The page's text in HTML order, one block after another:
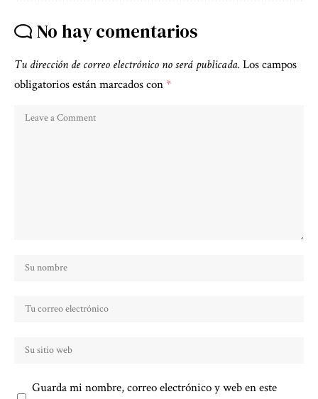
No hay comentarios
Tu dirección de correo electrónico no será publicada. Los campos
obligatorios están marcados con*
Guarda mi nombre, correo electrónico y web en este